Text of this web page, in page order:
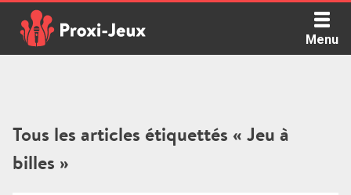
content
Menu
Tous les articles étiquettés « Jeu à
billes »